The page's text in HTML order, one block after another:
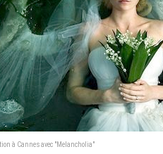
à Cannes avec "Melancholia"